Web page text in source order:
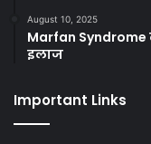
August 10, 2025
Marfan
इलाज
Important Links